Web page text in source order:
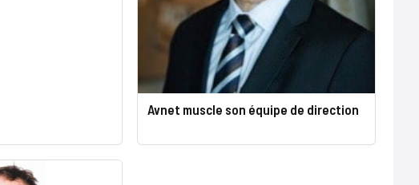
Avnet muscle son équipe de direction